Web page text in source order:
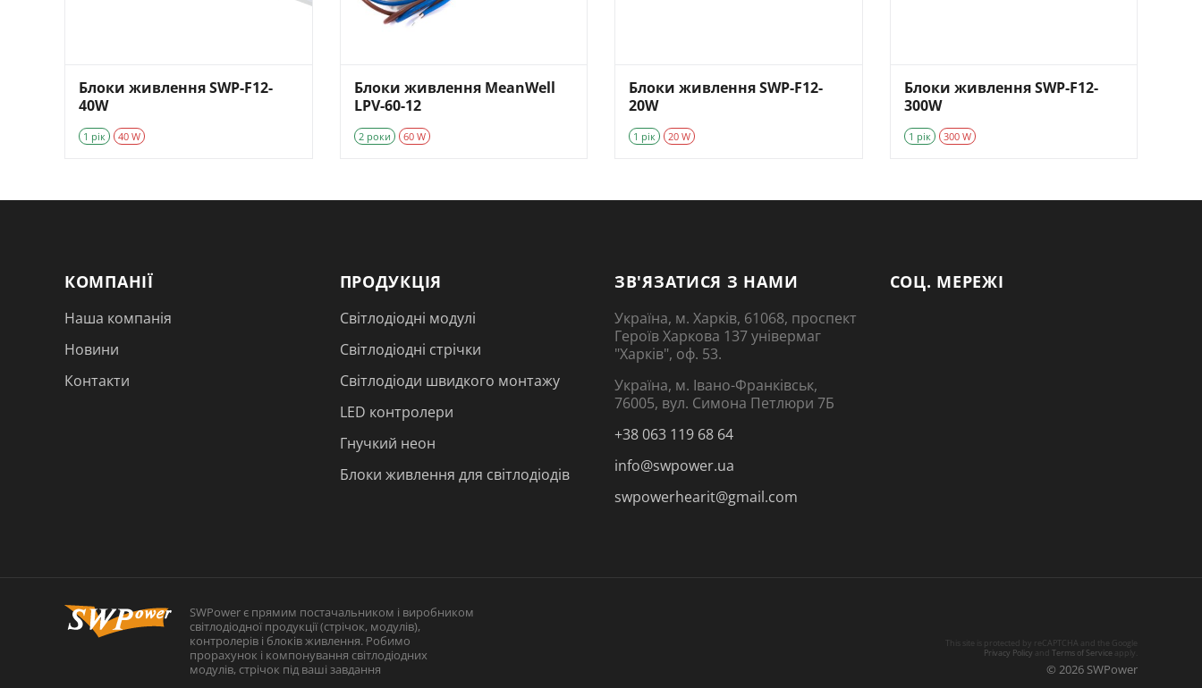
Блоки живлення SWP-F12-
40W
1 рік 40 W
Блоки живлення MeanWell
LPV-60-12
2 роки 60 W
Блоки живлення SWP-F12-
20W
1 рік 20 W
Блоки живлення SWP-F12-
300W
1 рік 300 W
КОМПАНІЇ
Наша компанія
Новини
Контакти
ПРОДУКЦІЯ
Світлодіодні модулі
Світлодіодні стрічки
Світлодіоди швидкого монтажу
LED контролери
Гнучкий неон
Блоки живлення для світлодіодів
ЗВ'ЯЗАТИСЯ З НАМИ
Україна, м. Харків, 61068, проспект
Героїв Харкова 137 універмаг
"Харків", оф. 53.
Україна, м. Івано-Франківськ,
76005, вул. Симона Петлюри 7Б
+38 063 119 68 64
info@swpower.ua
swpowerhearit@gmail.com
СОЦ. МЕРЕЖІ
SWPower є прямим постачальником і виробником
світлодіодної продукції (стрічок, модулів),
контролерів і блоків живлення. Робимо
прорахунок і компонування світлодіодних
модулів, стрічок під ваші завдання
This site is protected by reCAPTCHA and the Google
Privacy Policy and Terms of Service apply.
© 2026 SWPower